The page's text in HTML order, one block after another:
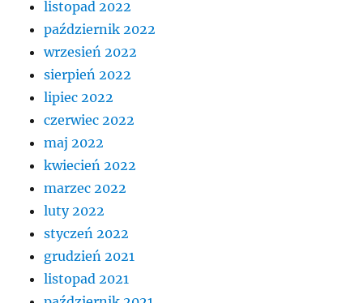
listopad 2022
październik 2022
wrzesień 2022
sierpień 2022
lipiec 2022
czerwiec 2022
maj 2022
kwiecień 2022
marzec 2022
luty 2022
styczeń 2022
grudzień 2021
listopad 2021